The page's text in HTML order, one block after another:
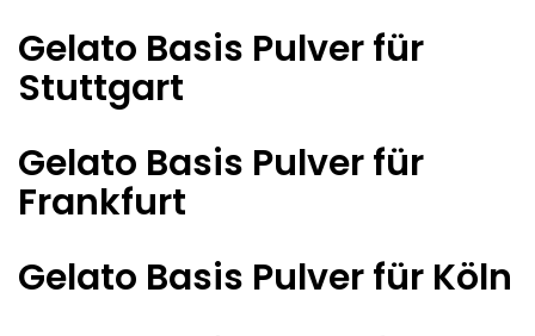
Gelato Basis Pulver für
Stuttgart
Gelato Basis Pulver für
Frankfurt
Gelato Basis Pulver für Köln